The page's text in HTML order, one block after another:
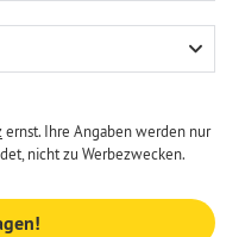
ernst. Ihre Angaben werden nur
nicht zu Werbezwecken.